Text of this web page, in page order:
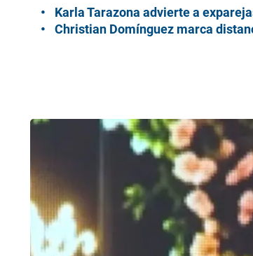
Karla Tarazona advierte a
Christian Domínguez marca